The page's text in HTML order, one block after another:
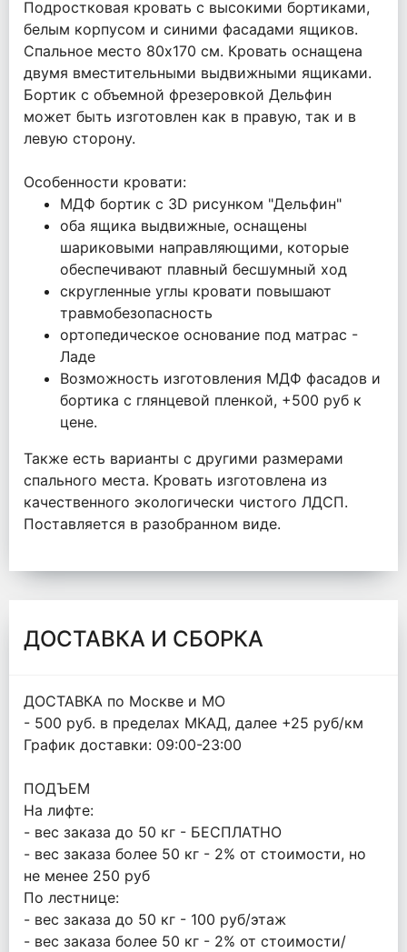
Подростковая кровать с высокими бортиками,
белым корпусом и синими фасадами ящиков.
Спальное место 80х170 см. Кровать оснащена
двумя вместительными выдвижными ящиками.
Бортик с объемной фрезеровкой Дельфин
может быть изготовлен как в правую, так и в
левую сторону.
Особенности кровати:
МДФ бортик с 3D рисунком "Дельфин"
оба ящика выдвижные, оснащены
шариковыми направляющими, которые
обеспечивают плавный бесшумный ход
скругленные углы кровати повышают
травмобезопасность
ортопедическое основание под матрас -
Ладе
Возможность изготовления МДФ фасадов и
бортика с глянцевой пленкой, +500 руб к
цене.
Также есть варианты с другими размерами
спального места. Кровать изготовлена из
качественного экологически чистого ЛДСП.
Поставляется в разобранном виде.
ДОСТАВКА И СБОРКА
ДОСТАВКА по Москве и МО
- 500 руб. в пределах МКАД, далее +25 руб/км
График доставки: 09:00-23:00
ПОДЪЕМ
На лифте:
- вес заказа до 50 кг - БЕСПЛАТНО
- вес заказа более 50 кг - 2% от стоимости, но
не менее 250 руб
По лестнице:
- вес заказа до 50 кг - 100 руб/этаж
- вес заказа более 50 кг - 2% от стоимости/